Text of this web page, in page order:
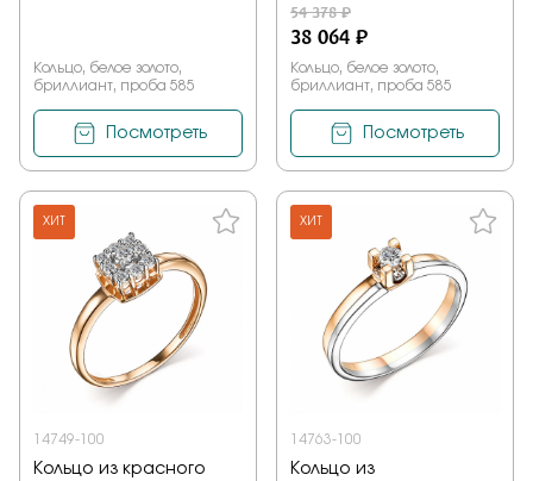
Кольцо, белое золото,
бриллиант, проба 585
Посмотреть
54 378 ₽
38 064 ₽
Кольцо, белое золото,
бриллиант, проба 585
Посмотреть
ХИТ
14749-100
Кольцо из красного
ХИТ
14763-100
Кольцо из